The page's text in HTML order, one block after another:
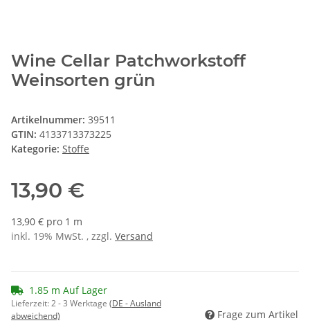
Wine Cellar Patchworkstoff
Weinsorten grün
Artikelnummer: 39511
GTIN: 4133713373225
Kategorie: Stoffe
13,90 €
13,90 € pro 1 m
inkl. 19% MwSt. , zzgl. Versand
1.85 m Auf Lager
Lieferzeit:2 - 3 Werktage (DE - Ausland
abweichend)
Frage zum Artikel